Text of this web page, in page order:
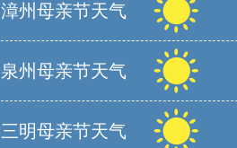
漳州母亲节天气
泉州母亲节天气
三明母亲节天气